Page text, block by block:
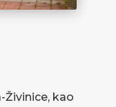
Živinice, kao